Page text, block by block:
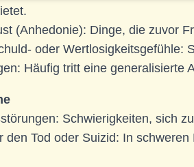
(Anhedonie): Dinge, die zuvor
oder Wertlosigkeitsgefühle:
Häufig tritt eine generalisierte
Schwierigkeiten, sich
den Tod oder Suizid: In